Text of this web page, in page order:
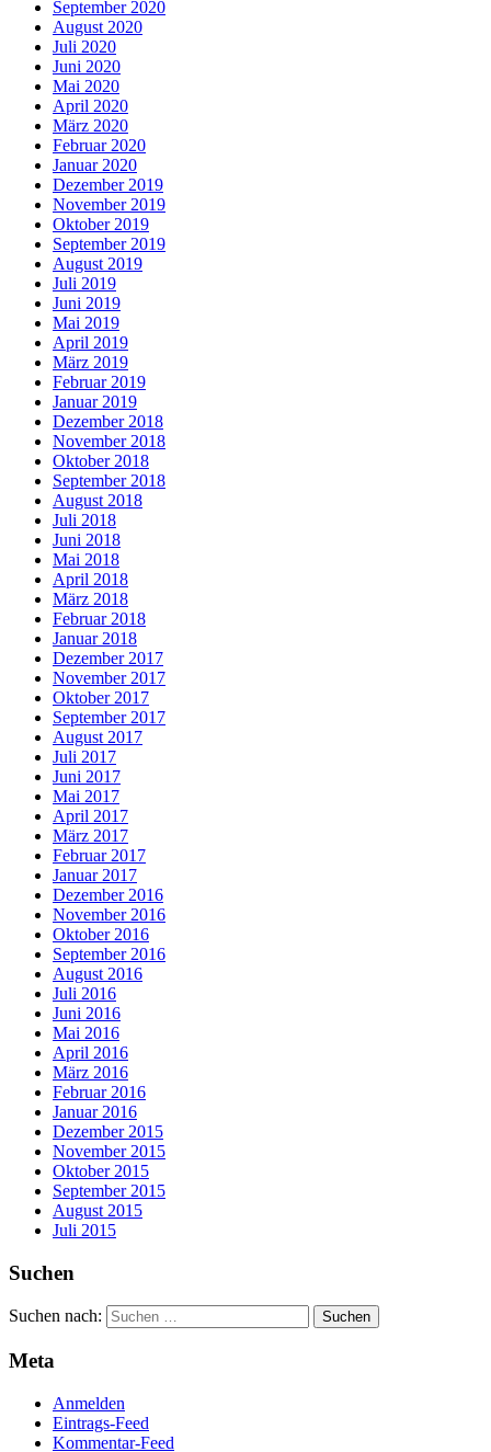
September 2020
August 2020
Juli 2020
Juni 2020
Mai 2020
April 2020
März 2020
Februar 2020
Januar 2020
Dezember 2019
November 2019
Oktober 2019
September 2019
August 2019
Juli 2019
Juni 2019
Mai 2019
April 2019
März 2019
Februar 2019
Januar 2019
Dezember 2018
November 2018
Oktober 2018
September 2018
August 2018
Juli 2018
Juni 2018
Mai 2018
April 2018
März 2018
Februar 2018
Januar 2018
Dezember 2017
November 2017
Oktober 2017
September 2017
August 2017
Juli 2017
Juni 2017
Mai 2017
April 2017
März 2017
Februar 2017
Januar 2017
Dezember 2016
November 2016
Oktober 2016
September 2016
August 2016
Juli 2016
Juni 2016
Mai 2016
April 2016
März 2016
Februar 2016
Januar 2016
Dezember 2015
November 2015
Oktober 2015
September 2015
August 2015
Juli 2015
Suchen
Suchen nach:
Meta
Anmelden
Eintrags-Feed
Kommentar-Feed